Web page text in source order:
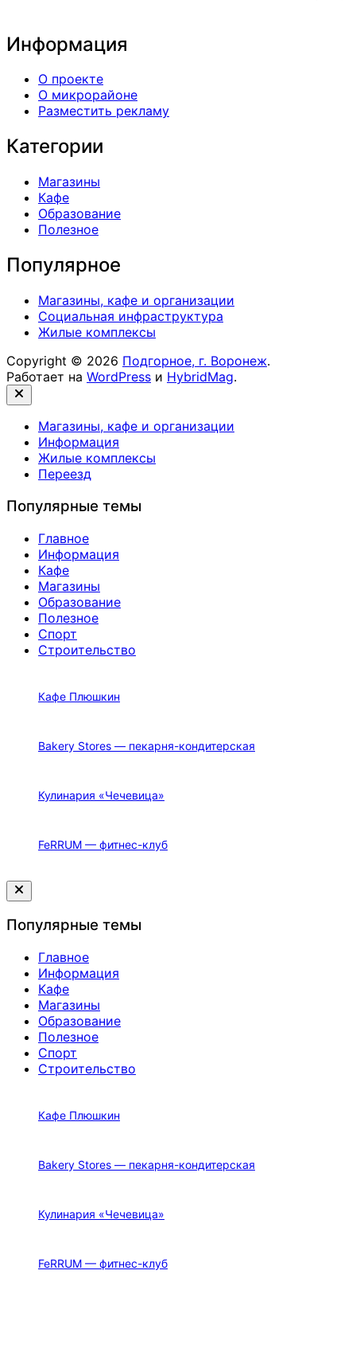
Информация
О проекте
О микрорайоне
Разместить рекламу
Категории
Магазины
Кафе
Образование
Полезное
Популярное
Магазины, кафе и организации
Социальная инфраструктура
Жилые комплексы
Copyright © 2026 Подгорное, г. Воронеж.
Работает на WordPress и HybridMag.
Закрыть
Магазины, кафе и организации
Информация
Жилые комплексы
Переезд
Популярные темы
Главное
Информация
Кафе
Магазины
Образование
Полезное
Спорт
Строительство
Кафе Плюшкин
Bakery Stores — пекарня-кондитерская
Кулинария «Чечевица»
FeRRUM — фитнес-клуб
Закрыть
меню
Популярные темы
Главное
Информация
Кафе
Магазины
Образование
Полезное
Спорт
Строительство
Кафе Плюшкин
Bakery Stores — пекарня-кондитерская
Кулинария «Чечевица»
FeRRUM — фитнес-клуб